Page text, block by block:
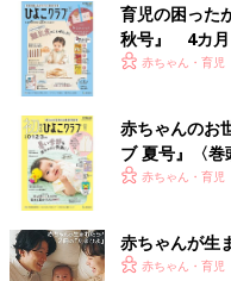
育児の困った
秋号』 4カ月
いっぱい！
赤ちゃん・育児
赤ちゃんのお
ブ 夏号』〈
く！ おっぱい
赤ちゃん・育児
赤ちゃんが生
赤ちゃん・育児